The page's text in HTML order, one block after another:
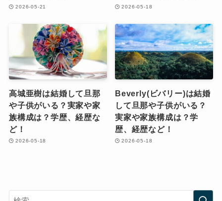
2026-05-21 2026-05-18
高城亜樹は結婚して旦那
や子供がいる？実家や家
族構成は？学歴、経歴な
ど！
2026-05-18
Beverly(ビバリー)は結婚
して旦那や子供がいる？
実家や家族構成は？学
歴、経歴など！
2026-05-18